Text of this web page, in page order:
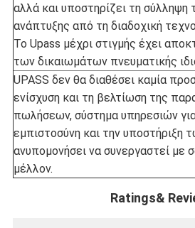
αλλά και υποστηρίζει τη σύλληψη
ανάπτυξης από τη διαδοχική
Το Upass μέχρι στιγμής έχει
των δικαιωμάτων πνευματικής
UPASS δεν θα διαθέσει καμία
ενίσχυση και τη βελτίωση της
πωλήσεων, σύστημα υπηρεσιών
εμπιστοσύνη και την υποστήριξη
ανυπομονήσει να συνεργαστεί με
μέλλον.
Ratings&